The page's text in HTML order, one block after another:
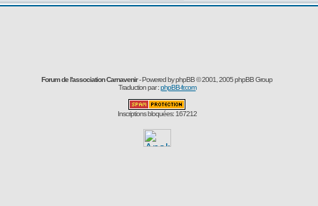
Forum de l'association Carnavenir- Powered byphpBB© 2001, 2005 phpBB Group
Traduction par :phpBB-fr.com
Inscriptions bloquées: 167212